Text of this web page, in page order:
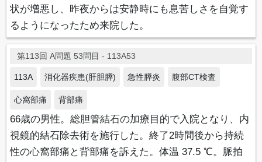
状が増悪し、昨夜からは安静時にも息苦しさを自覚す
るようになったため来院した。
第113回 A問題 53問目 - 113A53
113A 消化器疾患(肝胆膵) 急性膵炎 腹部CT検査
心窩部痛 背部痛
66歳の男性。総胆管結石の加療目的で入院となり、内
視鏡的結石除去術を施行した。終了2時間後から持続
性の心窩部痛と背部痛を訴えた。体温 37.5 ℃。脈拍